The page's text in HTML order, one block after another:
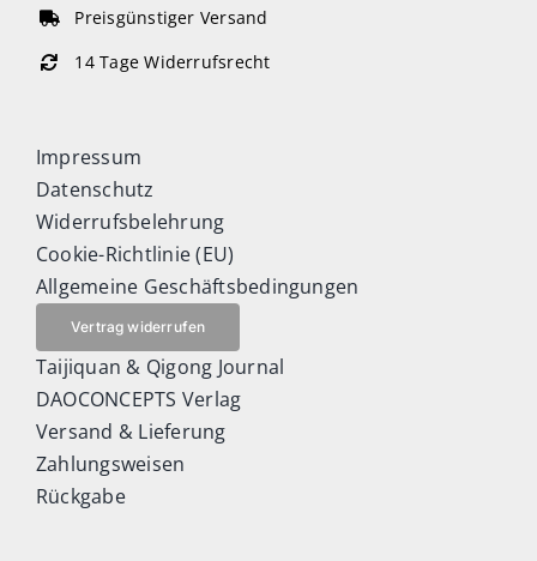
Preisgünstiger Versand
14 Tage Widerrufsrecht
Impressum
Datenschutz
Widerrufsbelehrung
Cookie-Richtlinie (EU)
Allgemeine Geschäftsbedingungen
Vertrag widerrufen
Taijiquan & Qigong Journal
DAOCONCEPTS Verlag
Versand & Lieferung
Zahlungsweisen
Rückgabe